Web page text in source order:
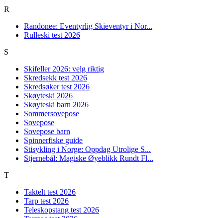
R
Randonee: Eventyrlig Skieventyr i Nor...
Rulleski test 2026
S
Skifeller 2026: velg riktig
Skredsekk test 2026
Skredsøker test 2026
Skøyteski 2026
Skøyteski barn 2026
Sommersovepose
Sovepose
Sovepose barn
Spinnerfiske guide
Stisykling i Norge: Oppdag Utrolige S...
Stjernebål: Magiske Øyeblikk Rundt Fl...
T
Taktelt test 2026
Tarp test 2026
Teleskopstang test 2026